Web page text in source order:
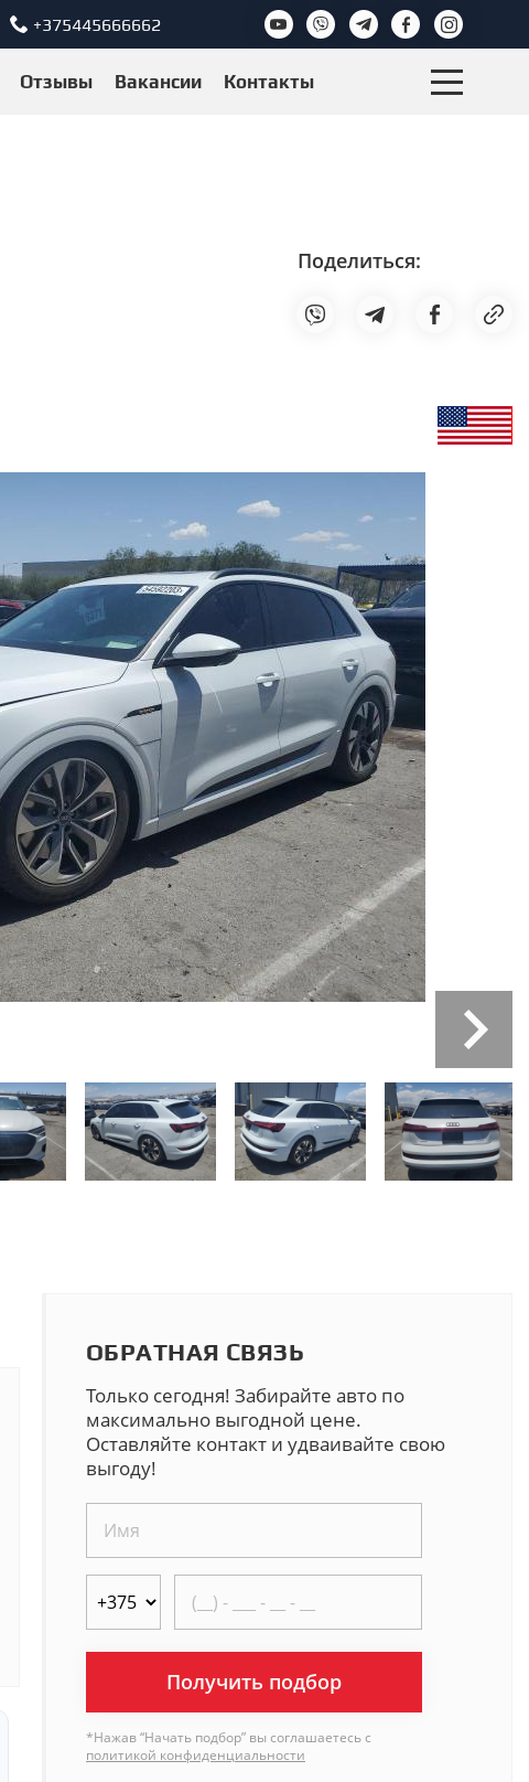
+375445666662
Отзывы Вакансии Контакты
Поделиться:
ОБРАТНАЯ СВЯЗЬ
Только сегодня! Забирайте авто по
максимально выгодной цене.
Оставляйте контакт и удваивайте свою
выгоду!
Получить подбор
*Нажав “Начать подбор” вы соглашаетесь с
политикой конфиденциальности